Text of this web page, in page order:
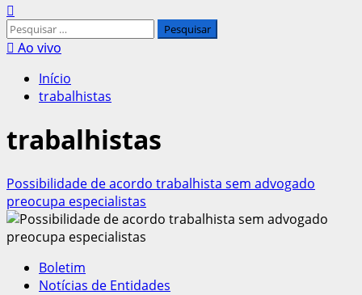
Pesquisar
por:Ao vivo
Início
trabalhistas
trabalhistas
Possibilidade de acordo trabalhista sem advogado
preocupa especialistas
Boletim
Notícias de Entidades